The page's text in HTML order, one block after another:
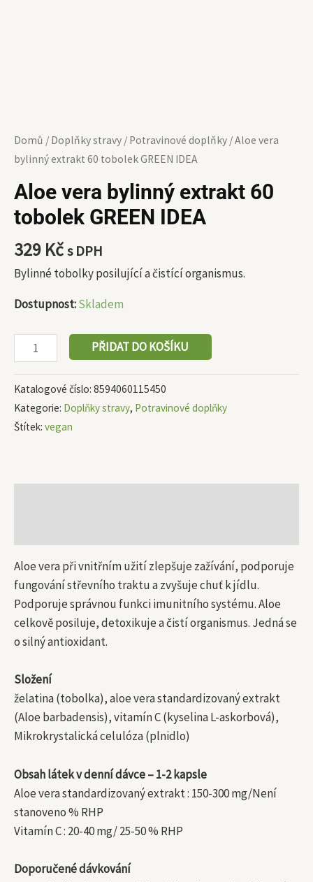
Domů / Doplňky stravy / Potravinové doplňky / Aloe vera
bylinný extrakt 60 tobolek GREEN IDEA
Aloe vera bylinný extrakt 60
tobolek GREEN IDEA
329 Kčs DPH
Bylinné tobolky posilující a čistící organismus.
Dostupnost:Skladem
PŘIDAT DO KOŠÍKU
Katalogové číslo: 8594060115450
Kategorie: Doplňky stravy, Potravinové doplňky
Štítek: vegan
Aloe vera při vnitřním užití zlepšuje zažívání, podporuje
fungování střevního traktu a zvyšuje chuť k jídlu.
Podporuje správnou funkci imunitního systému. Aloe
celkově posiluje, detoxikuje a čistí organismus. Jedná se
o silný antioxidant.
Složení
želatina (tobolka), aloe vera standardizovaný extrakt
(Aloe barbadensis), vitamín C (kyselina L-askorbová),
Mikrokrystalická celulóza (plnidlo)
Obsah látek v denní dávce – 1-2 kapsle
Aloe vera standardizovaný extrakt : 150-300 mg/Není
stanoveno % RHP
Vitamín C : 20-40 mg/ 25-50 % RHP
Doporučené dávkování